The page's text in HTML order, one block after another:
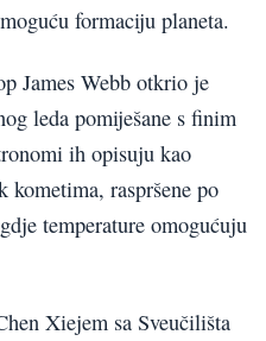
formaciju planeta.
James Webb otkrio je
leda pomiješane s finim
ih opisuju kao
kometima, raspršene po
temperature omogućuju
Xiejem sa Sveučilišta